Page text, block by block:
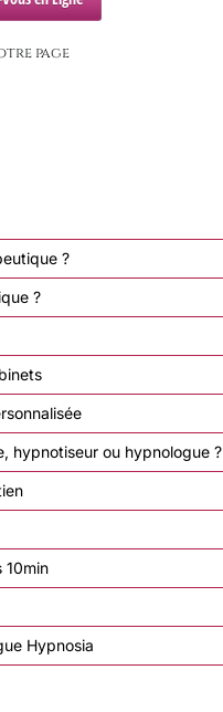
page
?
?
hypnotiseur ou hypnologue ?
10min
Hypnosia